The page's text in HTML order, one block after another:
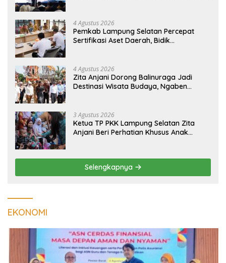
4 Agustus 2026
Pemkab Lampung Selatan Percepat
Sertifikasi Aset Daerah, Bidik
4 Agustus 2026
Zita Anjani Dorong Balinuraga Jadi
Destinasi Wisata Budaya, Ngaben
3 Agustus 2026
Ketua TP PKK Lampung Selatan Zita
Anjani Beri Perhatian Khusus Anak
Selengkapnya
EKONOMI